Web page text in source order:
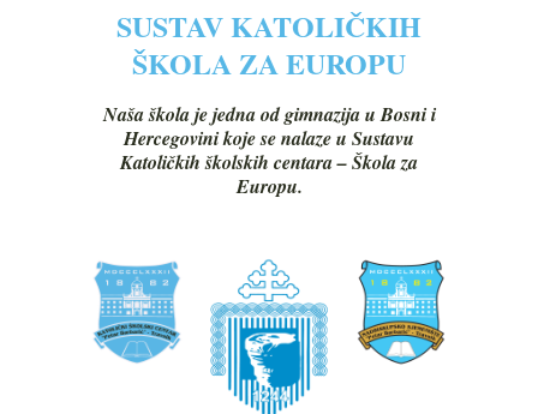
SUSTAV KATOLIČKIH
ŠKOLA ZA EUROPU
Naša škola je jedna od gimnazija u Bosni i
Hercegovini koje se nalaze u Sustavu
Katoličkih školskih centara – Škola za
Europu.